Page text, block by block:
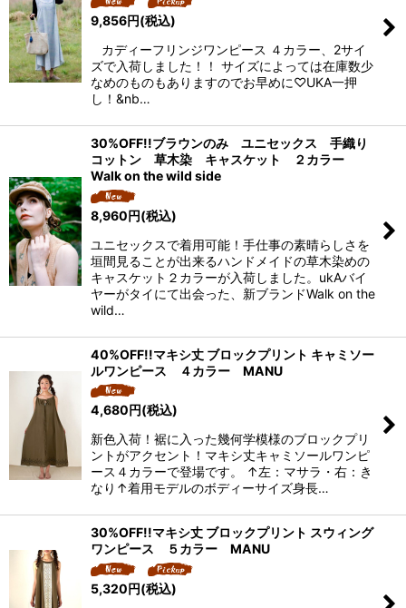
9,856円(税込)
カディーフリンジワンピース ４カラー、2サイ
ズで入荷しました！！ サイズによっては在庫数少
なめのものもありますのでお早めに♡UKA一押
し！&nb…
30%OFF!!ブラウンのみ ユニセックス 手織り
コットン 草木染 キャスケット ２カラー
Walk on the wild side
8,960円(税込)
ユニセックスで着用可能！手仕事の素晴らしさを
垣間見ることが出来るハンドメイドの草木染めの
キャスケット２カラーが入荷しました。ukAバイ
ヤーがタイにて出会った、新ブランドWalk on the
wild…
40%OFF!!マキシ丈 ブロックプリント キャミソー
ルワンピース ４カラー MANU
4,680円(税込)
新色入荷！裾に入った幾何学模様のブロックプリ
ントがアクセント！マキシ丈キャミソールワンピ
ース４カラーで登場です。 ↑左：マサラ・右：き
なり↑着用モデルのボディーサイズ身長…
30%OFF!!マキシ丈 ブロックプリント スウィング
ワンピース ５カラー MANU
5,320円(税込)